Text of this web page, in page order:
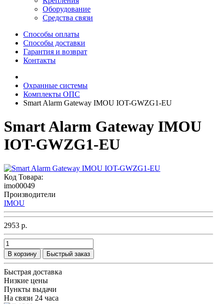
Оборудование
Средства связи
Способы оплаты
Способы доставки
Гарантия и возврат
Контакты
Охранные системы
Комплекты ОПС
Smart Alarm Gateway IMOU IOT-GWZG1-EU
Smart Alarm Gateway IMOU
IOT-GWZG1-EU
Код Товара:
imo00049
Производители
IMOU
2953 р.
В корзину Быстрый заказ
Быстрая доставка
Низкие цены
Пункты выдачи
На связи 24 часа